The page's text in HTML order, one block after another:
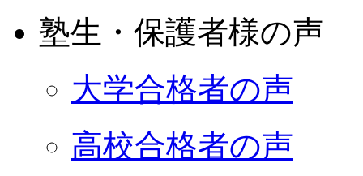
塾生・保護者様の声
大学合格者の声
高校合格者の声